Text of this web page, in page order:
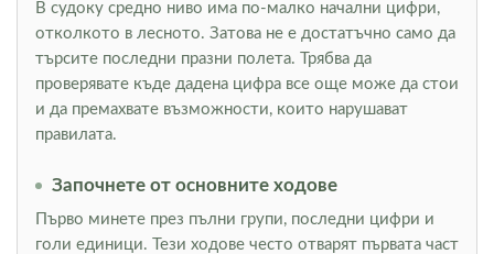
В судоку средно ниво има по-малко начални цифри,
отколкото в лесното. Затова не е достатъчно само да
търсите последни празни полета. Трябва да
проверявате къде дадена цифра все още може да стои
и да премахвате възможности, които нарушават
правилата.
Започнете от основните ходове
Първо минете през пълни групи, последни цифри и
голи единици. Тези ходове често отварят първата част